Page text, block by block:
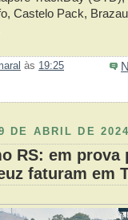
Castelo Pack,
às 19:25
DE ABRIL DE
RS: em prova
faturam em